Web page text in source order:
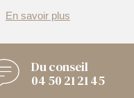
En savoir plus
Du conseil
04 50 21 21 45